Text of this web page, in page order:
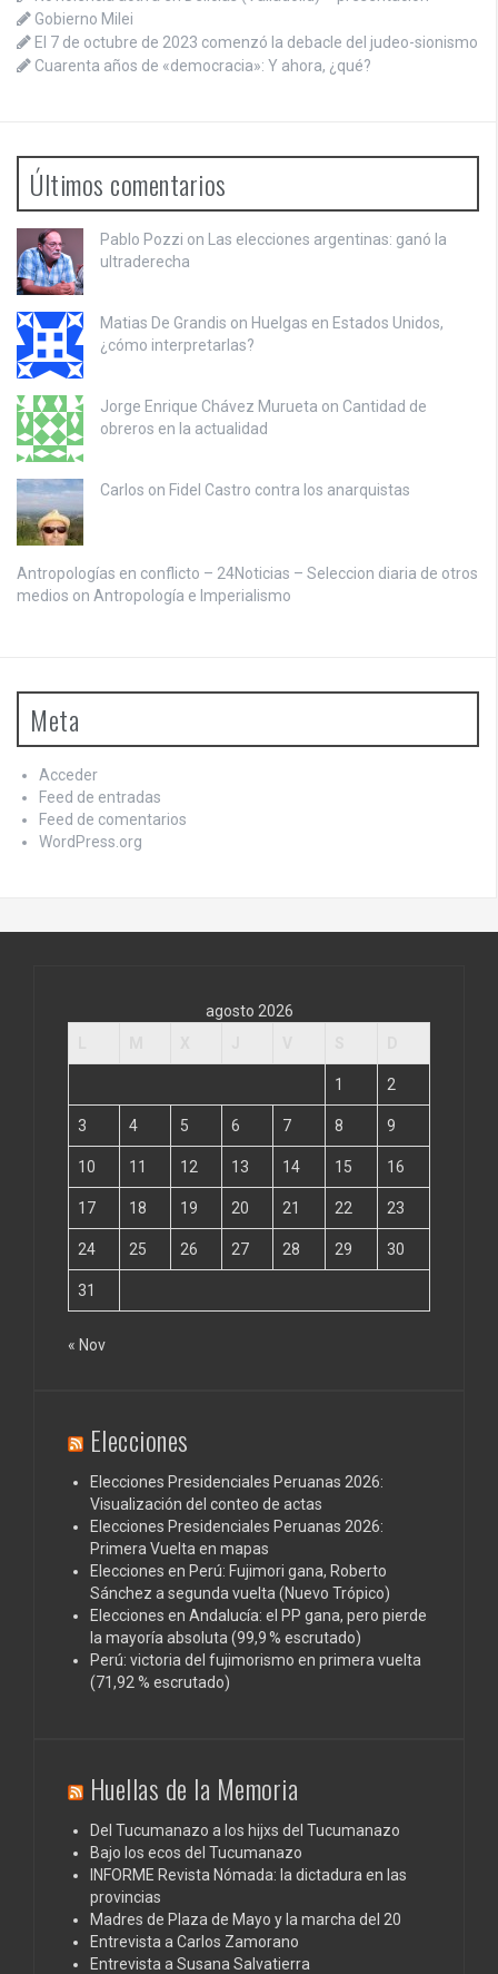
Gobierno Milei
El 7 de octubre de 2023 comenzó la debacle del judeo-sionismo
Cuarenta años de «democracia»: Y ahora, ¿qué?
Últimos comentarios
Pablo Pozzi on
Las elecciones argentinas: ganó la
ultraderecha
Matias De Grandis on Huelgas en Estados Unidos,
¿cómo interpretarlas?
Jorge Enrique Chávez Murueta on Cantidad de
obreros en la actualidad
Carlos on Fidel Castro contra los anarquistas
Antropologías en conflicto – 24Noticias – Seleccion diaria de otros
medios on Antropología e Imperialismo
Meta
Acceder
Feed de entradas
Feed de comentarios
WordPress.org
agosto 2026
1 2
3 4 5 6 7 8 9
10 11 12 13 14 15 16
17 18 19 20 21 22 23
24 25 26 27 28 29 30
31
« Nov
Elecciones
Elecciones Presidenciales Peruanas 2026:
Visualización del conteo de actas
Elecciones Presidenciales Peruanas 2026:
Primera Vuelta en mapas
Elecciones en Perú: Fujimori gana, Roberto
Sánchez a segunda vuelta (Nuevo Trópico)
Elecciones en Andalucía: el PP gana, pero pierde
la mayoría absoluta (99,9 % escrutado)
Perú: victoria del fujimorismo en primera vuelta
(71,92 % escrutado)
Huellas de la Memoria
Del Tucumanazo a los hijxs del Tucumanazo
Bajo los ecos del Tucumanazo
INFORME Revista Nómada: la dictadura en las
provincias
Madres de Plaza de Mayo y la marcha del 20
Entrevista a Carlos Zamorano
Entrevista a Susana Salvatierra